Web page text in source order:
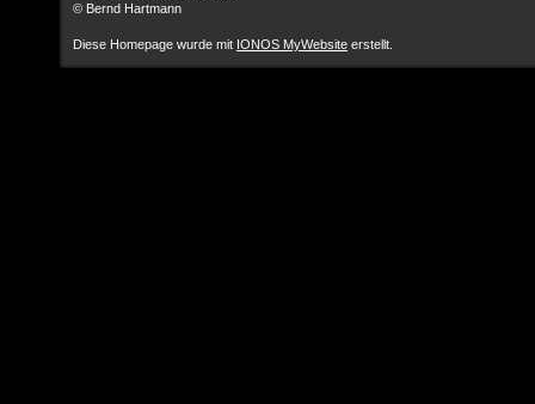
© Bernd Hartmann
Diese Homepage wurde mit IONOS MyWebsite erstellt.